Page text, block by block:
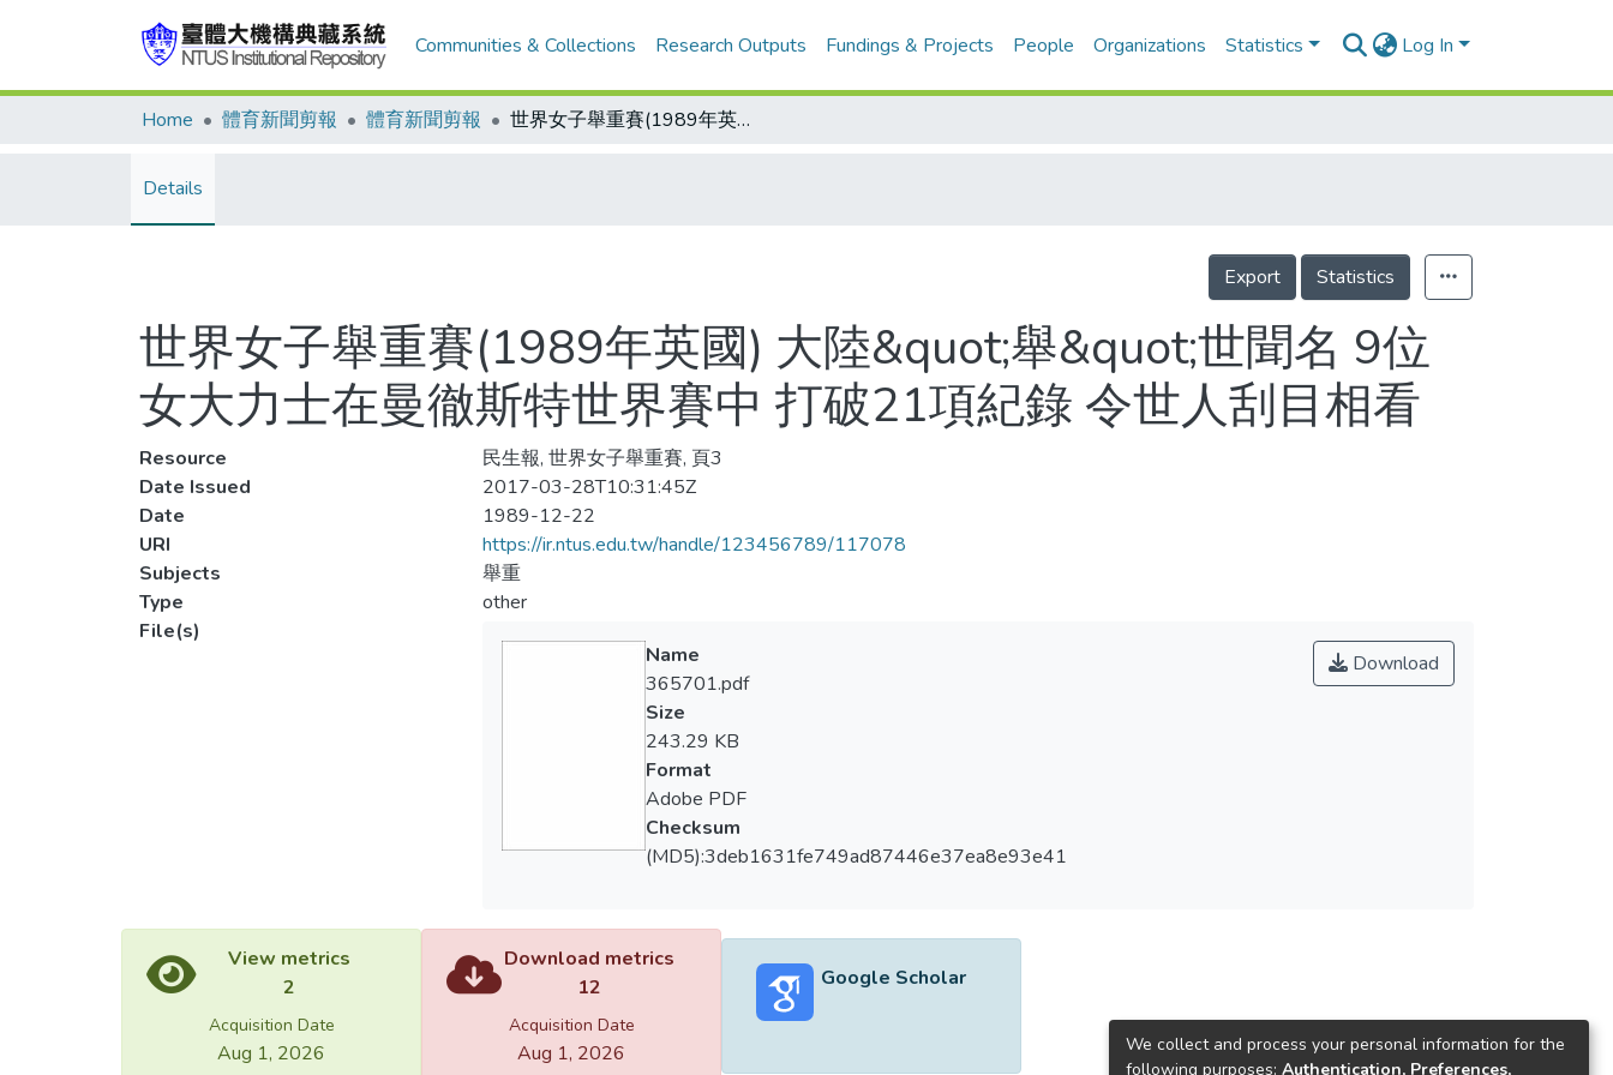
Communities & Collections Research Outputs Fundings & Projects People Organizations Statistics Log In
Home 體育新聞剪報 體育新聞剪報 世界女子舉重賽(1989年英國) 大陸&quot;舉&quot;世聞名 9位女大力士在曼徹斯特世界賽中 打破21項紀錄 令世人刮目相看
Details
Export Statistics
世界女子舉重賽(1989年英國) 大陸&quot;舉&quot;世聞名 9位
女大力士在曼徹斯特世界賽中 打破21項紀錄 令世人刮目相看
Resource
民生報, 世界女子舉重賽, 頁3
Date Issued
2017-03-28T10:31:45Z
Date
1989-12-22
URI
https://ir.ntus.edu.tw/handle/123456789/117078
Subjects
舉重
Type
other
File(s)
Download
Name
365701.pdf
Size
243.29 KB
Format
Adobe PDF
Checksum
(MD5):3deb1631fe749ad87446e37ea8e93e41
View metrics
2
Acquisition Date
Aug 1, 2026
Download metrics
12
Acquisition Date
Aug 1, 2026
Google Scholar
We collect and process your personal information for the
following purposes: Authentication, Preferences,